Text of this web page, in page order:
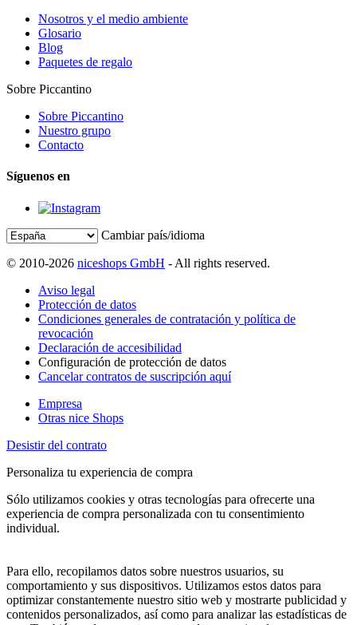
Nosotros y el medio ambiente
Glosario
Blog
Paquetes de regalo
Sobre Piccantino
Sobre Piccantino
Nuestro grupo
Contacto
Síguenos en
Cambiar país/idioma
© 2010-2026 niceshops GmbH - All rights reserved.
Aviso legal
Protección de datos
Condiciones generales de contratación y política de
revocación
Declaración de accesibilidad
Configuración de protección de datos
Cancelar contratos de suscripción aquí
Empresa
Otras nice Shops
Desistir del contrato
Personaliza tu experiencia de compra
Sólo utilizamos cookies y otras tecnologías para ofrecerte una
experiencia de compra personalizada con tu consentimiento
individual.
Para ello, recopilamos datos sobre nuestros usuarios, su
comportamiento y sus dispositivos. Utilizamos estos datos para
optimizar constantemente nuestro sitio web y mostrarte publicidad y
contenidos personalizados, así como para analizar las estadísticas de